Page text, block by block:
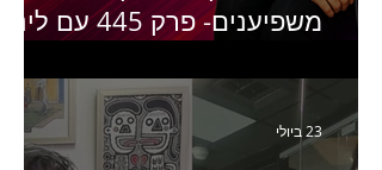
משפיענים- פרק 445 עם לינוי
Humanz ישראל
23 ביולי